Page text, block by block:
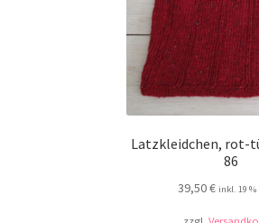
Latzkleidchen, rot-
86
39,50€ inkl. 19 %